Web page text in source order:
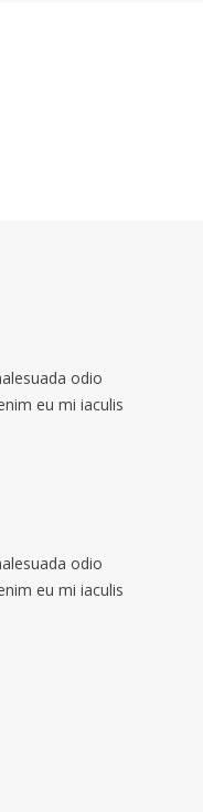
odio
eu mi iaculis
odio
eu mi iaculis